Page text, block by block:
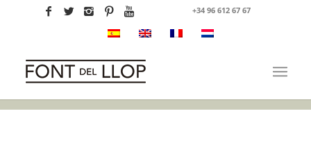
+34 96 612 67 67